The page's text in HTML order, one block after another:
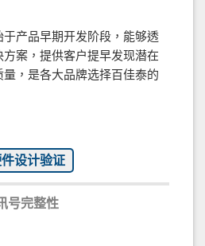
产品早期开发阶段，能够透
案，提供客户提早发现潜在
，是各大品牌选择百佳泰的
设计验证
号完整性